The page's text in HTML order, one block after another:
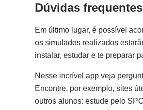
Dúvidas frequentes
Em último lugar, é possível
os simulados realizados
instalar, estudar e te preparar
Nesse incrível app veja
Encontre, por exemplo, sites
outros alunos: estude pelo